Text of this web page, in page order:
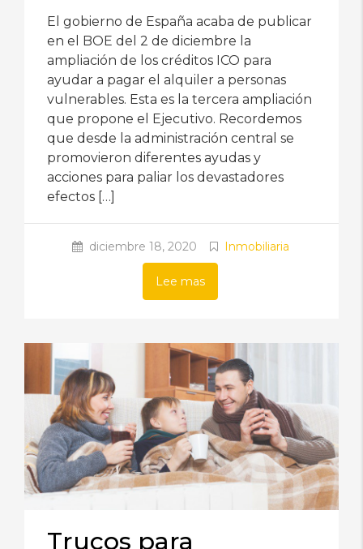
El gobierno de España acaba de publicar
en el BOE del 2 de diciembre la
ampliación de los créditos ICO para
ayudar a pagar el alquiler a personas
vulnerables. Esta es la tercera ampliación
que propone el Ejecutivo. Recordemos
que desde la administración central se
promovieron diferentes ayudas y
acciones para paliar los devastadores
efectos […]
diciembre 18, 2020 Inmobiliaria
Lee mas
Trucos para